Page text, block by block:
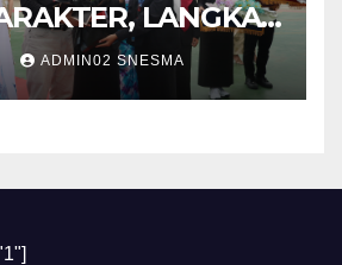
LANGKAH
ADMIN02 SNESMA